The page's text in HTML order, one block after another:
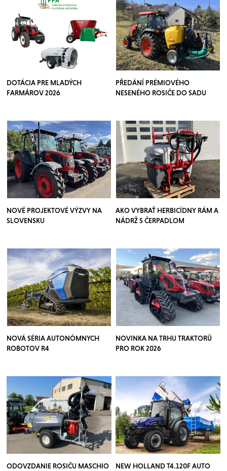
DOTÁCIA PRE MLADÝCH
FARMÁROV 2026
PŘEDÁNÍ PRÉMIOVÉHO
NESENÉHO ROSIČE DO SADU
NOVÉ PROJEKTOVÉ VÝZVY NA
SLOVENSKU
AKO VYBRAŤ HERBICÍDNY RÁM A
NÁDRŽ S ČERPADLOM
NOVÁ SÉRIA AUTONÓMNYCH
ROBOTOV R4
NOVINKA NA TRHU TRAKTORŮ
PRO ROK 2026
ODOVZDANIE ROSIČU MASCHIO
NEW HOLLAND T4.120F AUTO